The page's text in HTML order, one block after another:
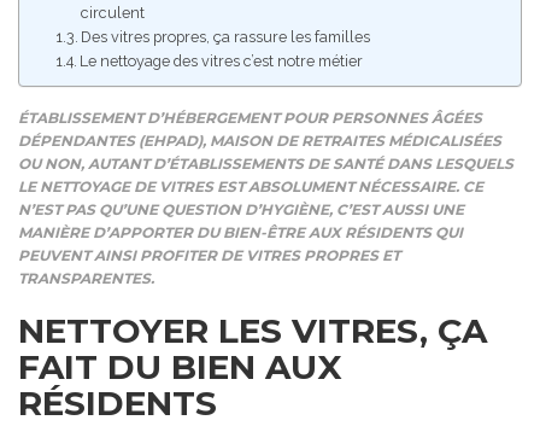
circulent
Des vitres propres, ça rassure les familles
Le nettoyage des vitres c’est notre métier
ÉTABLISSEMENT D’HÉBERGEMENT POUR PERSONNES ÂGÉES
DÉPENDANTES (EHPAD), MAISON DE RETRAITES MÉDICALISÉES
OU NON, AUTANT D’ÉTABLISSEMENTS DE SANTÉ DANS LESQUELS
LE NETTOYAGE DE VITRES EST ABSOLUMENT NÉCESSAIRE. CE
N’EST PAS QU’UNE QUESTION D’HYGIÈNE, C’EST AUSSI UNE
MANIÈRE D’APPORTER DU BIEN-ÊTRE AUX RÉSIDENTS QUI
PEUVENT AINSI PROFITER DE VITRES PROPRES ET
TRANSPARENTES.
NETTOYER LES VITRES, ÇA
FAIT DU BIEN AUX
RÉSIDENTS